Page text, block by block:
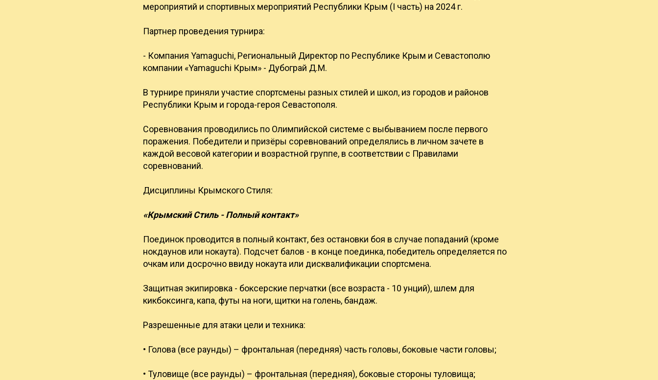
мероприятий и спортивных мероприятий Республики Крым (I часть) на 2024 г.
Партнер проведения турнира:
- Компания Yamaguchi, Региональный Директор по Республике Крым и Севастополю
компании «Yamaguchi Крым» - Дубограй Д.М.
В турнире приняли участие спортсмены разных стилей и школ, из городов и районов
Республики Крым и города-героя Севастополя.
Соревнования проводились по Олимпийской системе с выбыванием после первого
поражения. Победители и призёры соревнований определялись в личном зачете в
каждой весовой категории и возрастной группе, в соответствии с Правилами
соревнований.
Дисциплины Крымского Стиля:
«Крымский Стиль - Полный контакт»
Поединок проводится в полный контакт, без остановки боя в случае попаданий (кроме
нокдаунов или нокаута). Подсчет балов - в конце поединка, победитель определяется по
очкам или досрочно ввиду нокаута или дисквалификации спортсмена.
Защитная экипировка - боксерские перчатки (все возраста - 10 унций), шлем для
кикбоксинга, капа, футы на ноги, щитки на голень, бандаж.
Разрешенные для атаки цели и техника:
• Голова (все раунды) – фронтальная (передняя) часть головы, боковые части головы;
• Туловище (все раунды) – фронтальная (передняя), боковые стороны туловища;